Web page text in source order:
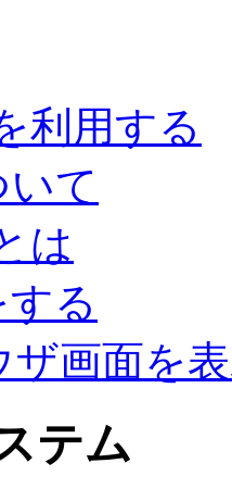
利用する
て
は
る
ザ画面を
テム